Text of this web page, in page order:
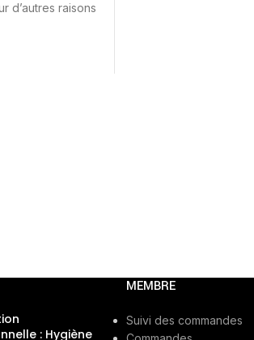
d’autres raisons
: Hygiène
MEMBRE
Suivi des commandes